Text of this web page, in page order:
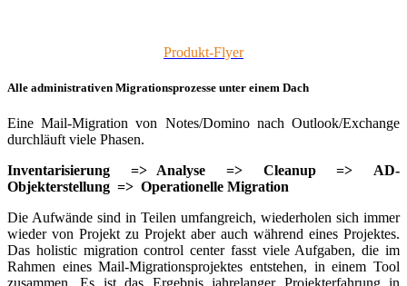
Produkt-Flyer
Alle administrativen Migrationsprozesse unter einem Dach
Eine Mail-Migration von Notes/Domino nach Outlook/Exchange
durchläuft viele Phasen.
Inventarisierung => Analyse => Cleanup => AD-
Objekterstellung => Operationelle Migration
Die Aufwände sind in Teilen umfangreich, wiederholen sich immer
wieder von Projekt zu Projekt aber auch während eines Projektes.
Das holistic migration control center fasst viele Aufgaben, die im
Rahmen eines Mail-Migrationsprojektes entstehen, in einem Tool
zusammen. Es ist das Ergebnis jahrelanger Projekterfahrung in